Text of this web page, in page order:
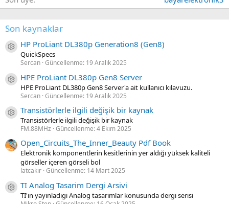
Son kaynaklar
Kaynak ikon/amblem
HP ProLiant DL380p Generation8 (Gen8)
QuickSpecs
Sercan Güncellenme: 19 Aralık 2025
Kaynak ikon/amblem
HPE ProLiant DL380p Gen8 Server
HPE ProLiant DL380p Gen8 Server'a ait kullanıcı kılavuzu.
Sercan Güncellenme: 19 Aralık 2025
Kaynak ikon/amblem
Transistörlerle ilgili değişik bir kaynak
Transistörlerle ilgili değişik bir kaynak
FM.88MHz Güncellenme:4 Ekim 2025
Open_Circuits_The_Inner_Beauty Pdf Book
Elektronik komponentlerin kesitlerinin yer aldığı yüksek kaliteli
görseller içeren görseli bol
latcakir Güncellenme: 14 Mart 2025
Kaynak ikon/amblem
TI Analog Tasarim Dergi Arsivi
TI'in yayinladigi Analog tasarimlar konusunda dergi serisi